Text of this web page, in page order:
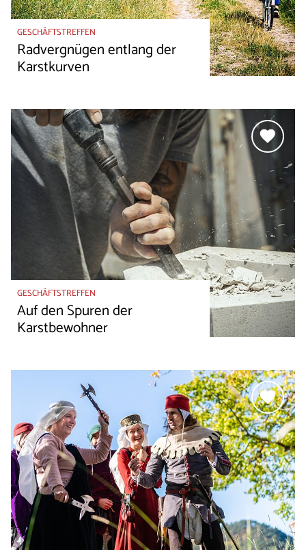
GESCHÄFTSTREFFEN
Radvergnügen entlang der
Karstkurven
GESCHÄFTSTREFFEN
Auf den Spuren der
Karstbewohner